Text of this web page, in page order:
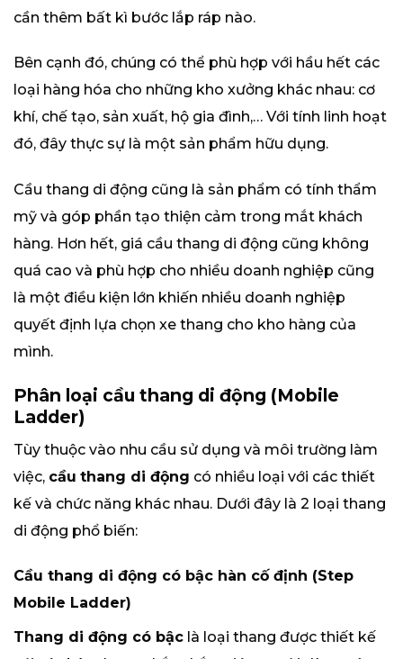
cần thêm bất kì bước lắp ráp nào.
Bên cạnh đó, chúng có thể phù hợp với hầu hết các
loại hàng hóa cho những kho xưởng khác nhau: cơ
khí, chế tạo, sản xuất, hộ gia đình,… Với tính linh hoạt
đó, đây thực sự là một sản phẩm hữu dụng.
Cầu thang di động cũng là sản phẩm có tính thẩm
mỹ và góp phần tạo thiện cảm trong mắt khách
hàng. Hơn hết, giá cầu thang di động cũng không
quá cao và phù hợp cho nhiều doanh nghiệp cũng
là một điều kiện lớn khiến nhiều doanh nghiệp
quyết định lựa chọn xe thang cho kho hàng của
mình.
Phân loại cầu thang di động (Mobile
Ladder)
Tùy thuộc vào nhu cầu sử dụng và môi trường làm
việc, cầu thang di động có nhiều loại với các thiết
kế và chức năng khác nhau. Dưới đây là 2 loại thang
di động phổ biến:
Cầu thang di động có bậc hàn cố định (Step
Mobile Ladder)
Thang di động có bậc là loại thang được thiết kế